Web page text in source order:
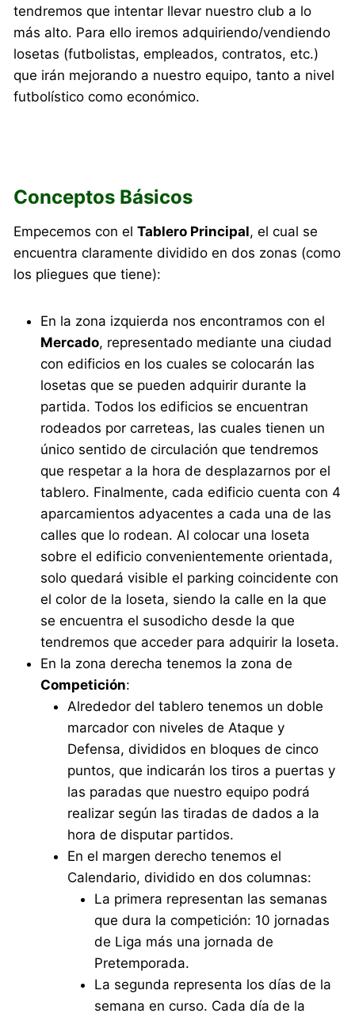
tendremos que intentar llevar nuestro club a lo
más alto. Para ello iremos adquiriendo/vendiendo
losetas (futbolistas, empleados, contratos, etc.)
que irán mejorando a nuestro equipo, tanto a nivel
futbolístico como económico.
Conceptos Básicos
Empecemos con elTablero Principal, el cual se
encuentra claramente dividido en dos zonas (como
los pliegues que tiene):
En la zona izquierda nos encontramos con el
Mercado, representado mediante una ciudad
con edificios en los cuales se colocarán las
losetas que se pueden adquirir durante la
partida. Todos los edificios se encuentran
rodeados por carreteas, las cuales tienen un
único sentido de circulación que tendremos
que respetar a la hora de desplazarnos por el
tablero. Finalmente, cada edificio cuenta con 4
aparcamientos adyacentes a cada una de las
calles que lo rodean. Al colocar una loseta
sobre el edificio convenientemente orientada,
solo quedará visible el parking coincidente con
el color de la loseta, siendo la calle en la que
se encuentra el susodicho desde la que
tendremos que acceder para adquirir la loseta.
En la zona derecha tenemos la zona de
Competición:
Alrededor del tablero tenemos un doble
marcador con niveles de Ataque y
Defensa, divididos en bloques de cinco
puntos, que indicarán los tiros a puertas y
las paradas que nuestro equipo podrá
realizar según las tiradas de dados a la
hora de disputar partidos.
En el margen derecho tenemos el
Calendario, dividido en dos columnas:
La primera representan las semanas
que dura la competición: 10 jornadas
de Liga más una jornada de
Pretemporada.
La segunda representa los días de la
semana en curso. Cada día de la